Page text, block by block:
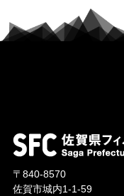
〒840-8570
佐賀市城内1-1-59